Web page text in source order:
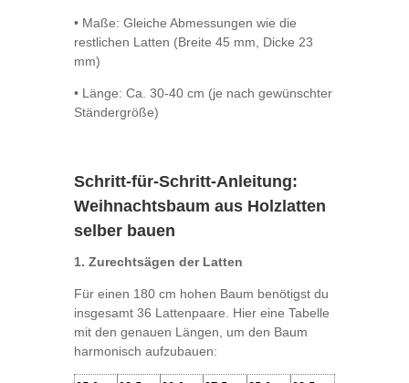
• Maße: Gleiche Abmessungen wie die
restlichen Latten (Breite 45 mm, Dicke 23
mm)
• Länge: Ca. 30-40 cm (je nach gewünschter
Ständergröße)
Schritt-für-Schritt-Anleitung:
Weihnachtsbaum aus Holzlatten
selber bauen
1. Zurechtsägen der Latten
Für einen 180 cm hohen Baum benötigst du
insgesamt 36 Lattenpaare. Hier eine Tabelle
mit den genauen Längen, um den Baum
harmonisch aufzubauen: